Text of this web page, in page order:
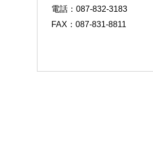
電話：087-832-3183
FAX：087-831-8811